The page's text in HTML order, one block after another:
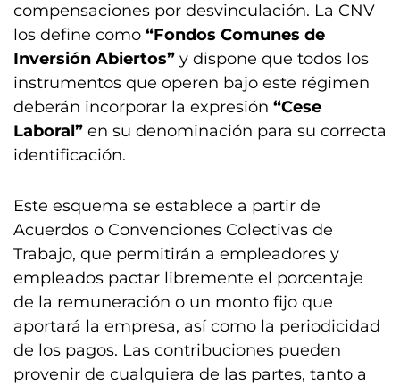
compensaciones por desvinculación. La CNV
los define como “Fondos Comunes de
Inversión Abiertos” y dispone que todos los
instrumentos que operen bajo este régimen
deberán incorporar la expresión “Cese
Laboral” en su denominación para su correcta
identificación.
Este esquema se establece a partir de
Acuerdos o Convenciones Colectivas de
Trabajo, que permitirán a empleadores y
empleados pactar libremente el porcentaje
de la remuneración o un monto fijo que
aportará la empresa, así como la periodicidad
de los pagos. Las contribuciones pueden
provenir de cualquiera de las partes, tanto a